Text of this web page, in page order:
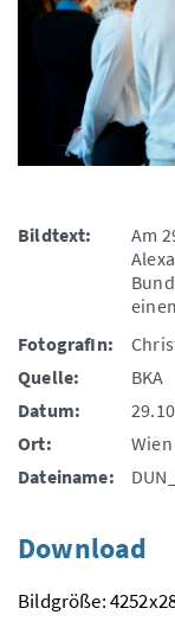
Bildtext:
Am
FotografIn:
Quelle:
BKA
Datum:
Ort:
Wien
Dateiname:
Download
Bildgröße: